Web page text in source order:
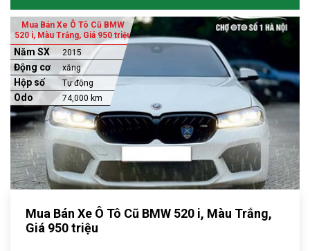
Mua Bán Xe Ô Tô Cũ BMW
520 i, Màu Trắng, Giá 950 triệu
Năm SX 2015
Động cơ xăng
Hộp số Tự động
Odo 74,000 km
Mua Bán Xe Ô Tô Cũ BMW 520 i, Màu Trắng,
Giá 950 triệu